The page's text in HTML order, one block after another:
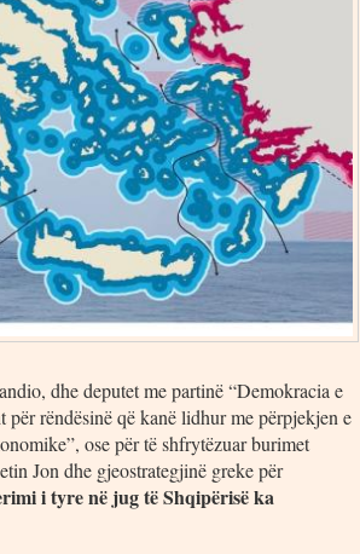
dhe deputet me partinë “Demokracia e
rëndësinë që kanë lidhur me përpjekjen e
ose për të shfrytëzuar burimet
Jon dhe gjeostrategjinë greke për
i tyre në jug të Shqipërisë ka